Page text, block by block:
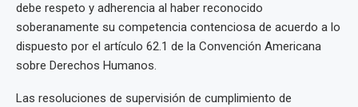
debe respeto y adherencia al haber reconocido
soberanamente su competencia contenciosa de acuerdo a lo
dispuesto por el artículo 62.1 de la Convención Americana
sobre Derechos Humanos.
Las resoluciones de supervisión de cumplimiento de